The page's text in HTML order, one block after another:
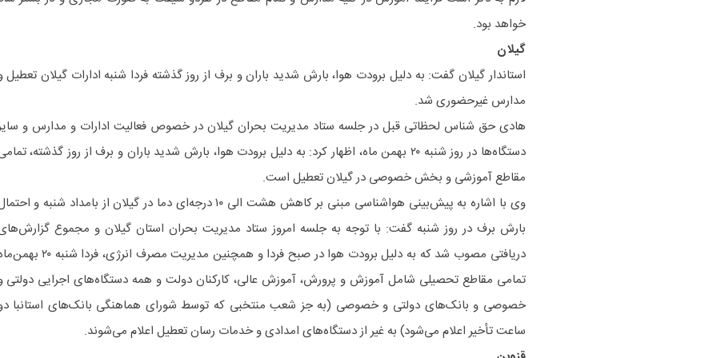
خواهد بود.
گیلان
استاندار گیلان گفت: به دلیل برودت هوا، بارش شدید باران و برف از روز گذشته فردا شنبه ادارات گیلان تعطیل
مدارس غیرحضوری شد.
هادی حق شناس لحظاتی قبل در جلسه ستاد مدیریت بحران گیلان در خصوص فعالیت ادارات و مدارس و
دستگاه‌ها در روز شنبه ۲۰ بهمن ماه، اظهار کرد: به دلیل برودت هوا، بارش شدید باران و برف از روز گذشته،
مقاطع آموزشی و بخش خصوصی در گیلان تعطیل است.
وی با اشاره به پیش‌بینی هواشناسی مبنی بر کاهش هشت الی ۱۰ درجه‌ای دما در گیلان از بامداد شنبه و
بارش برف در روز شنبه گفت: با توجه به جلسه امروز ستاد مدیریت بحران استان گیلان و مجموع
دریافتی مصوب شد که به دلیل برودت هوا در صبح فردا و همچنین مدیریت مصرف انرژی، فردا
تمامی مقاطع تحصیلی شامل آموزش و پرورش، آموزش عالی، کارکنان دولت و همه دستگاه‌های اجرایی دولتی
خصوصی و بانک‌های دولتی و خصوصی (به جز شعب منتخبی که توسط شورای هماهنگی بانک‌های استانبا
ساعت تأخیر اعلام می‌شود) به غیر از دستگاه‌های امدادی و خدمات رسان تعطیل اعلام می‌شوند.